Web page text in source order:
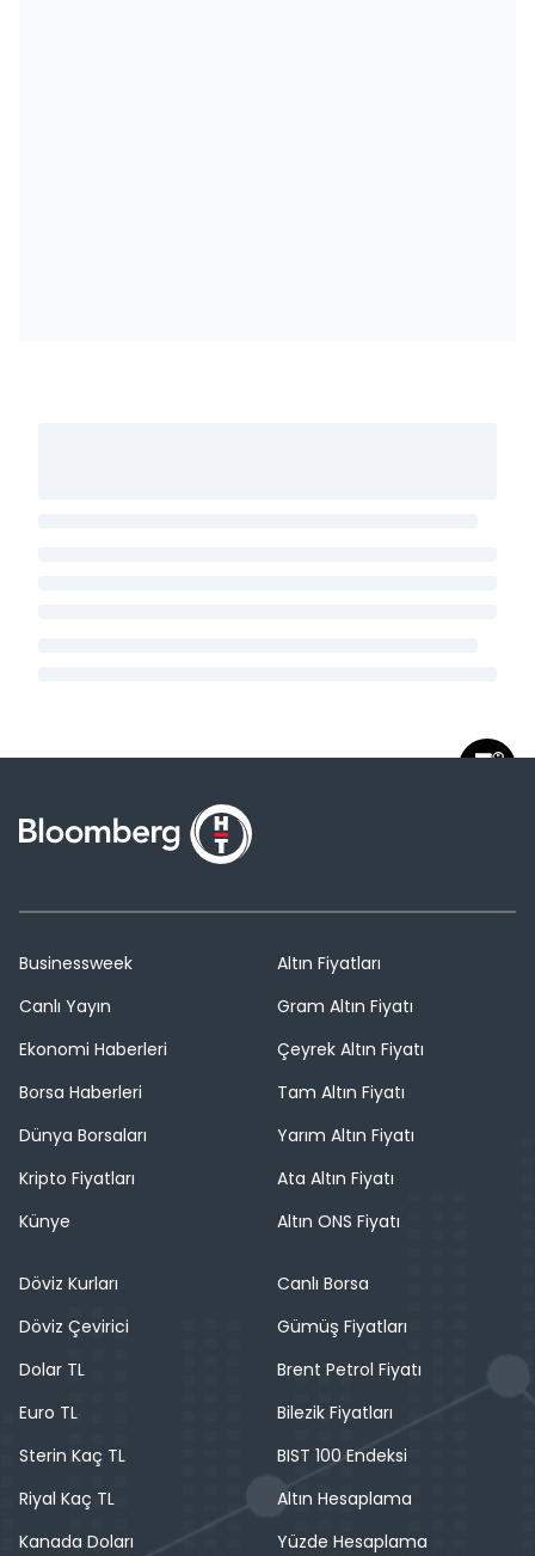
Businessweek
Canlı Yayın
Ekonomi Haberleri
Borsa Haberleri
Dünya Borsaları
Kripto Fiyatları
Künye
Altın Fiyatları
Gram Altın Fiyatı
Çeyrek Altın Fiyatı
Tam Altın Fiyatı
Yarım Altın Fiyatı
Ata Altın Fiyatı
Altın ONS Fiyatı
Döviz Kurları
Döviz Çevirici
Dolar TL
Euro TL
Sterin Kaç TL
Riyal Kaç TL
Kanada Doları
Canlı Borsa
Gümüş Fiyatları
Brent Petrol Fiyatı
Bilezik Fiyatları
BIST 100 Endeksi
Altın Hesaplama
Yüzde Hesaplama